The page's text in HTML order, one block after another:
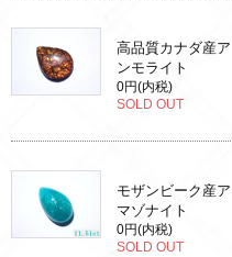
高品質カナダ産ア
ンモライト
0円(内税)
SOLD OUT
モザンビーク産ア
マゾナイト
0円(内税)
SOLD OUT